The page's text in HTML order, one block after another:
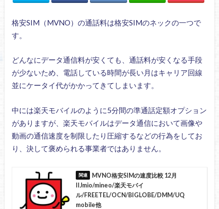
格安SIM（MVNO）の通話料は格安SIMのネックの一つで
す。
どんなにデータ通信料が安くても、通話料が安くなる手段
が少ないため、電話している時間が長い月はキャリア回線
並にケータイ代がかかってきてしまいます。
中には楽天モバイルのように5分間の準通話定額オプション
がありますが、楽天モバイルはデータ通信において画像や
動画の通信速度を制限したり圧縮するなどの行為をしてお
り、決して褒められる事業者ではありません。
MVNO格安SIMの速度比較 12月
IIJmio/mineo/楽天モバイ
ル/FREETEL/OCN/BIGLOBE/DMM/UQ
mobile他